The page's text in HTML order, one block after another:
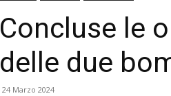
Concluse le
delle due
24 Marzo 2024